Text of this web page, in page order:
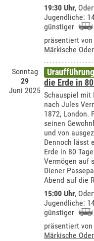
19:30 Uhr,
Jugendliche:
günstiger
präsentiert
Märkische
Sonntag
29
Juni 2025
Uraufführung
die Erde in
Schauspiel mit
nach Jules
1872, London.
seinen
und von
Dennoch lässt
Erde in 80
Vermögen auf
Diener
Abend auf die
15:00 Uhr,
Jugendliche:
günstiger
präsentiert
Märkische